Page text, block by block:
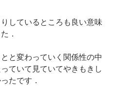
しているところも良い意味
．
と変わっていく関係性の中
ていて見ていてやきもきし
たです．